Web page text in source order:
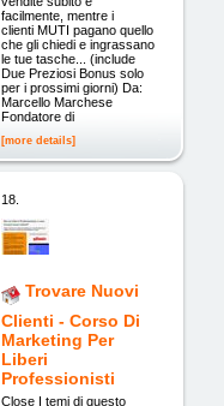
facilmente, mentre i
clienti MUTI pagano quello
che gli chiedi e ingrassano
le tue tasche... (include
Due Preziosi Bonus solo
per i prossimi giorni) Da:
Marcello Marchese
Fondatore di
[more details]
18.
Trovare Nuovi
Clienti - Corso Di
Marketing Per
Liberi
Professionisti
Close I temi di questo